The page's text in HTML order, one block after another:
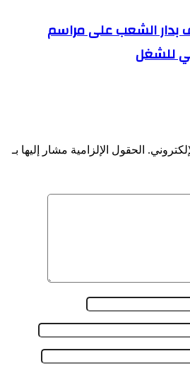
بدار الشعب على مراسم
للشغل
الحقول الإلزامية مشار إليها بـ